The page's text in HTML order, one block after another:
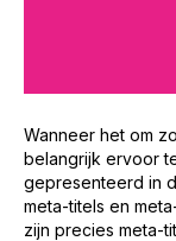
Wanneer het om
belangrijk ervoor
gepresenteerd in
meta-titels en
zijn precies meta-